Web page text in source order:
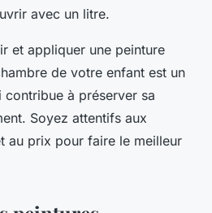
avec un litre.
et appliquer une peinture
de votre enfant est un
à préserver sa
Soyez attentifs aux
au prix pour faire le meilleur